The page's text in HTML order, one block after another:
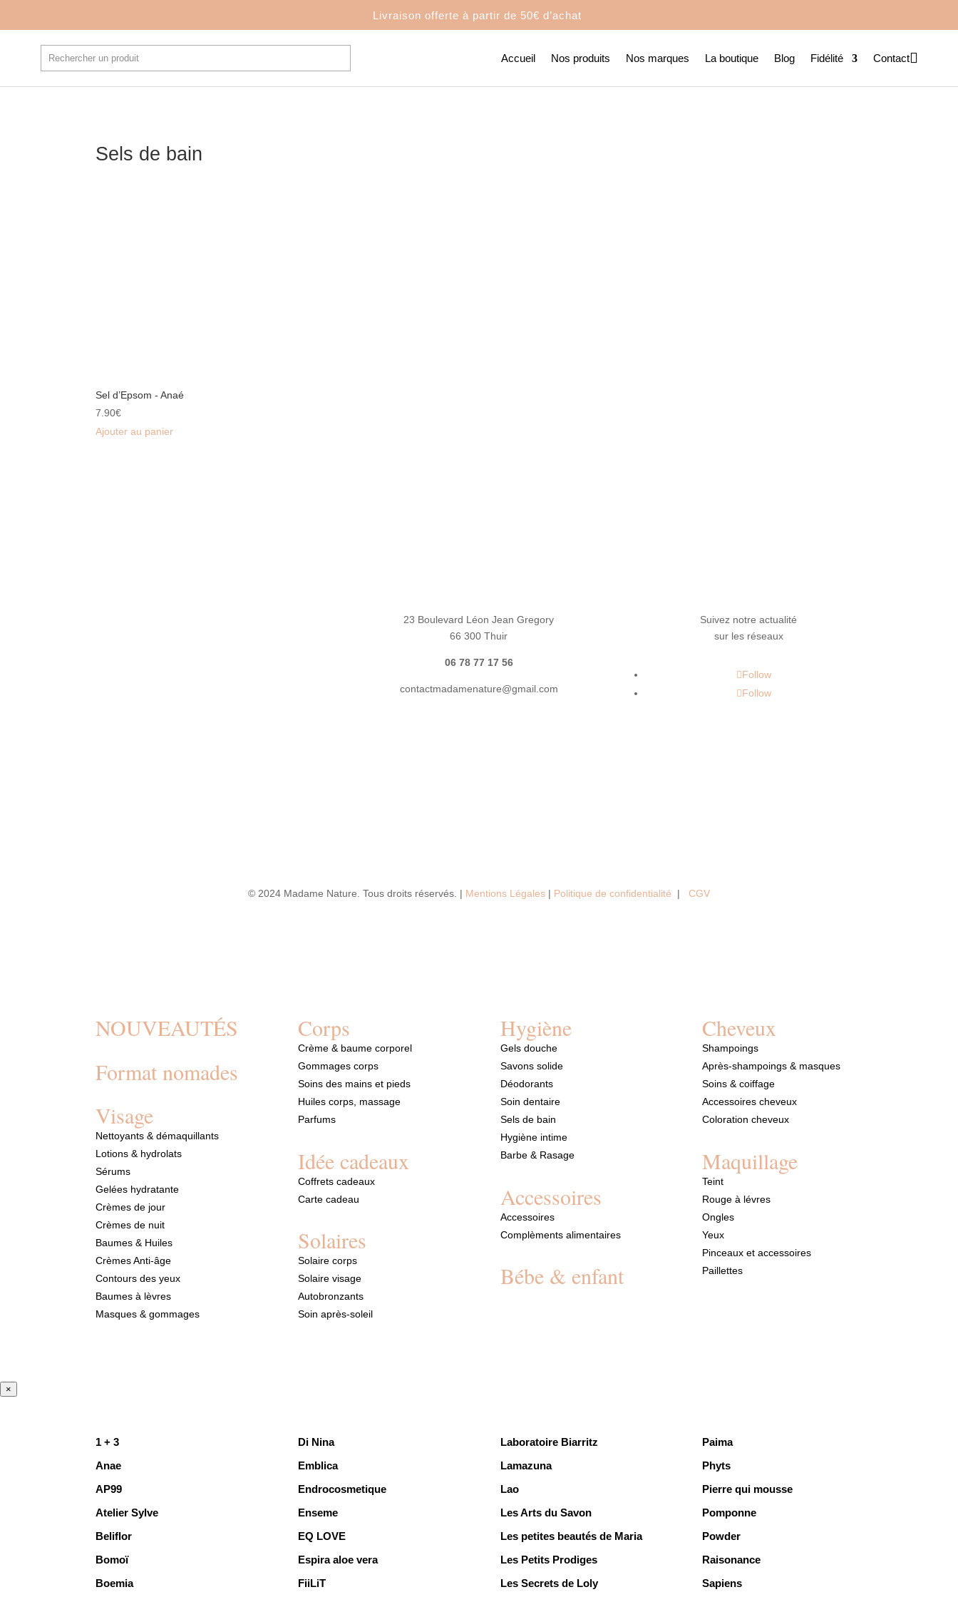
Livraison offerte à partir de 50€ d’achat
Accueil Nos produits Nos marques La boutique Blog Fidélité Contact
Sels de bain
Sel d’Epsom - Anaé
7.90€
Ajouter au panier
23 Boulevard Léon Jean Gregory
66 300 Thuir
06 78 77 17 56
contactmadamenature@gmail.com
Suivez notre actualité
sur les réseaux
Follow
Follow
© 2024 Madame Nature. Tous droits réservés. | Mentions Légales | Politique de confidentialité | CGV
NOUVEAUTÉS
Format nomades
Visage
Nettoyants & démaquillants
Lotions & hydrolats
Sérums
Gelées hydratante
Crèmes de jour
Crèmes de nuit
Baumes & Huiles
Crèmes Anti-âge
Contours des yeux
Baumes à lèvres
Masques & gommages
Corps
Crème & baume corporel
Gommages corps
Soins des mains et pieds
Huiles corps, massage
Parfums
Idée cadeaux
Coffrets cadeaux
Carte cadeau
Solaires
Solaire corps
Solaire visage
Autobronzants
Soin après-soleil
Hygiène
Gels douche
Savons solide
Déodorants
Soin dentaire
Sels de bain
Hygiène intime
Barbe & Rasage
Accessoires
Accessoires
Complèments alimentaires
Bébe & enfant
Cheveux
Shampoings
Après-shampoings & masques
Soins & coiffage
Accessoires cheveux
Coloration cheveux
Maquillage
Teint
Rouge à lévres
Ongles
Yeux
Pinceaux et accessoires
Paillettes
×
1 + 3
Anae
AP99
Atelier Sylve
Beliflor
Bomoï
Boemia
Di Nina
Emblica
Endrocosmetique
Enseme
EQ LOVE
Espira aloe vera
FiiLiT
Laboratoire Biarritz
Lamazuna
Lao
Les Arts du Savon
Les petites beautés de Maria
Les Petits Prodiges
Les Secrets de Loly
Paima
Phyts
Pierre qui mousse
Pomponne
Powder
Raisonance
Sapiens